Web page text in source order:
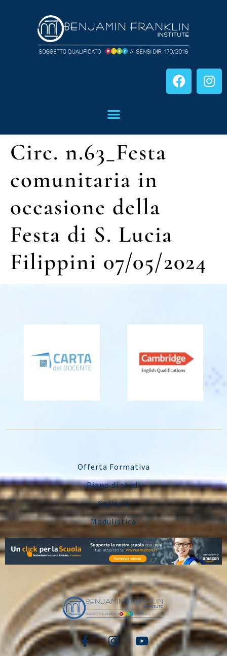
Circ. n.63_Festa
comunitaria in
occasione della
Festa di S. Lucia
Filippini 07/05/2024
Offerta Formativa
Piano di studi
Galleria
Modulistica